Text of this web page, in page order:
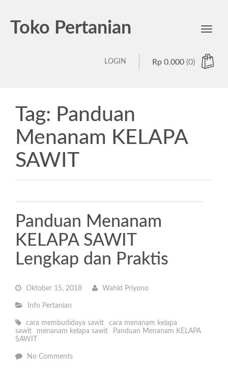
Toko Pertanian
Toggle
Rp 0.000 (0)
LOGIN
Tag: Panduan
Menanam KELAPA
SAWIT
Panduan Menanam
KELAPA SAWIT
Lengkap dan Praktis
Oktober 15, 2018 Wahid Priyono
Info Pertanian
cara membudidaya sawit
cara menanam kelapa
sawit
menanam kelapa sawit
Panduan Menanam KELAPA
SAWIT
No Comments